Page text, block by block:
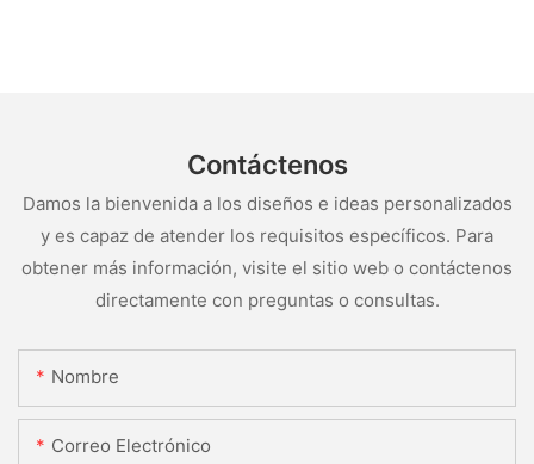
Contáctenos
Damos la bienvenida a los diseños e ideas personalizados
y es capaz de atender los requisitos específicos. Para
obtener más información, visite el sitio web o contáctenos
directamente con preguntas o consultas.
Nombre
Correo Electrónico